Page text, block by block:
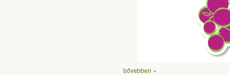
bővebben »